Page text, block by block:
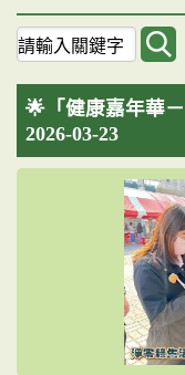
關
鍵
字
查
詢
🌟「健康嘉年華
2026-03-23